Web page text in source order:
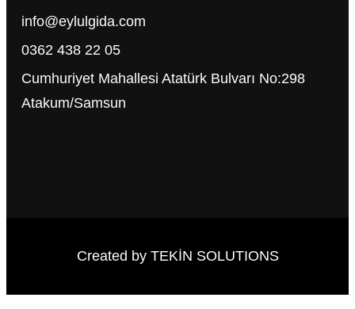
info@eylulgida.com
0362 438 22 05
Cumhuriyet Mahallesi Atatürk Bulvarı No:298
Atakum/Samsun
Created by TEKİN SOLUTIONS